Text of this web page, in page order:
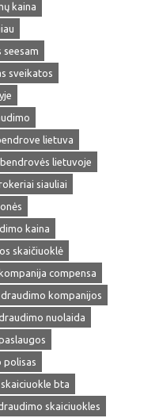
kaina
seesam
sveikatos
lietuva
lietuvoje
siauliai
kaina
skaičiuoklė
compensa
draudimo kompanijos
nuolaida
polisas
bta
skaiciuokles